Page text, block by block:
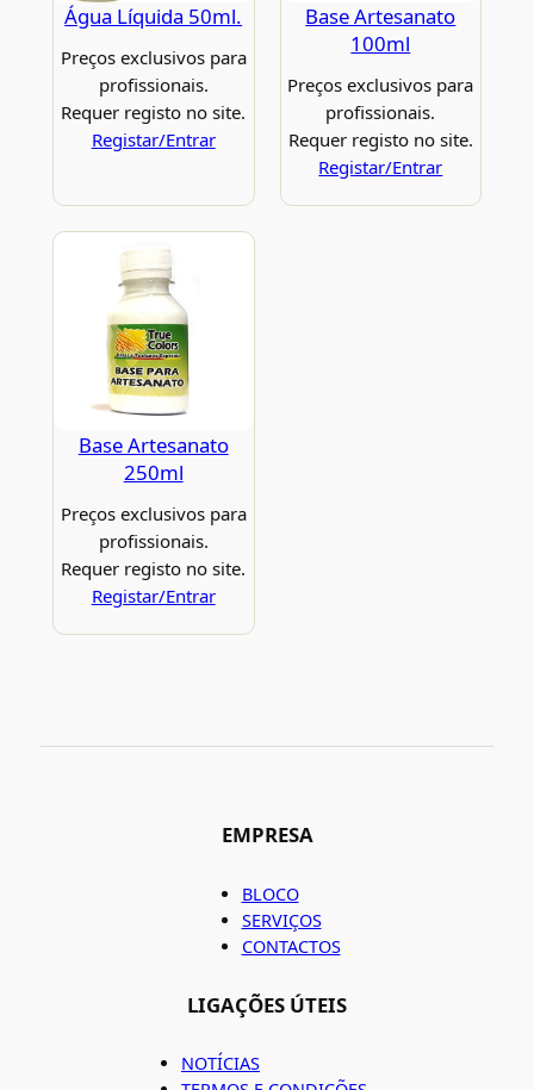
Água Líquida 50ml.
Preços exclusivos para
profissionais.
Requer registo no site.
Registar/Entrar
Base Artesanato
100ml
Preços exclusivos para
profissionais.
Requer registo no site.
Registar/Entrar
Base Artesanato
250ml
Preços exclusivos para
profissionais.
Requer registo no site.
Registar/Entrar
EMPRESA
BLOCO
SERVIÇOS
CONTACTOS
LIGAÇÕES ÚTEIS
NOTÍCIAS